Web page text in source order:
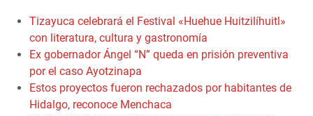
Tizayuca celebrará el Festival «Huehue Huitzilíhuitl»
con literatura, cultura y gastronomía
Ex gobernador Ángel “N” queda en prisión preventiva
por el caso Ayotzinapa
Estos proyectos fueron rechazados por habitantes de
Hidalgo, reconoce Menchaca